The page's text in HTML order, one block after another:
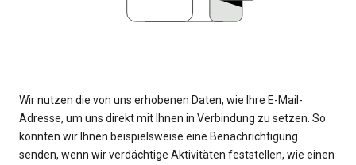
Wir nutzen die von uns erhobenen Daten, wie Ihre E-Mail-
Adresse, um uns direkt mit Ihnen in Verbindung zu setzen. So
könnten wir Ihnen beispielsweise eine Benachrichtigung
senden, wenn wir verdächtige Aktivitäten feststellen, wie einen